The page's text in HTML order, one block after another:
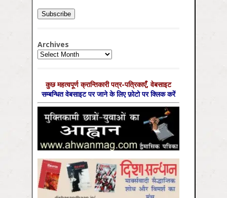
Archives
Archives
कुछ महत्‍वपूर्ण क्रान्तिकारी पत्र-पत्रिकाएँ, वेबसाइट
सम्‍बन्धित वेबसाइट पर जाने के लिए फ़ोटो पर क्लिक करें